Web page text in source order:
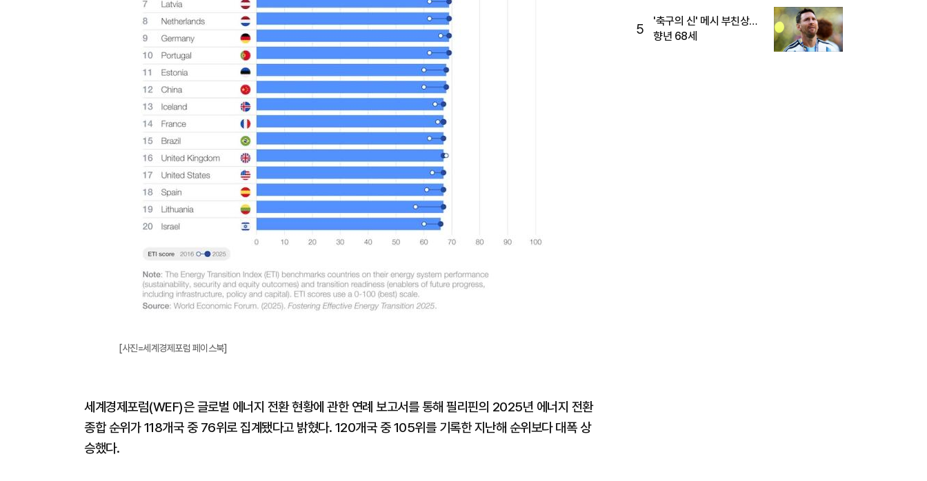
[사진=세계경제포럼 페이스북]
세계경제포럼(WEF)은 글로벌 에너지 전환 현황에 관한 연례 보고서를 통해 필리핀의 2025년 에너지 전환
종합 순위가 118개국 중 76위로 집계됐다고 밝혔다. 120개국 중 105위를 기록한 지난해 순위보다 대폭 상
승했다.
5
'축구의 신' 메시 부친상…
향년 68세